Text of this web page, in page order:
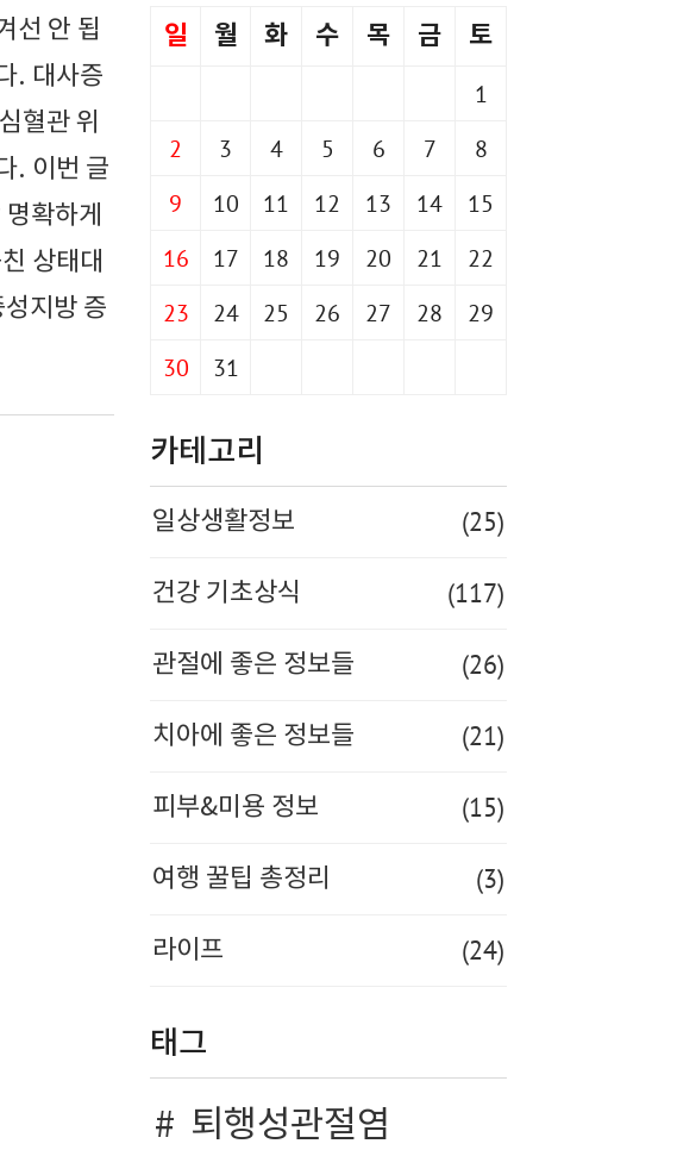
선 안 됩
. 대사증
혈관 위
. 이번 글
확하게
상태대
지방 증
일 월 화 수 목 금 토
1
2
3 4 5 6 7
8
9
10 11 12 13 14
15
16
17 18 19 20 21
22
23
24 25 26 27 28
29
30
31
카테고리
일상생활정보 (25)
건강 기초상식 (117)
관절에 좋은 정보들 (26)
치아에 좋은 정보들 (21)
피부&미용 정보 (15)
여행 꿀팁 총정리 (3)
라이프 (24)
태그
퇴행성관절염